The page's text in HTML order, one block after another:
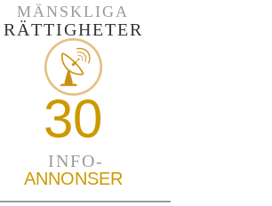
MÄNSKLIGA
RÄTTIGHETER
30
INFO-
ANNONSER